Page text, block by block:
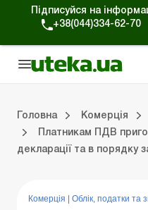
Підписуйся на
+38(044)334-62-70
Головна Комерція
Платникам ПДВ
декларації та в порядку
Комерція Облік, податки та